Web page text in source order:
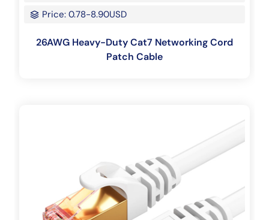
Price: 0.78-8.90USD
26AWG Heavy-Duty Cat7 Networking Cord
Patch Cable